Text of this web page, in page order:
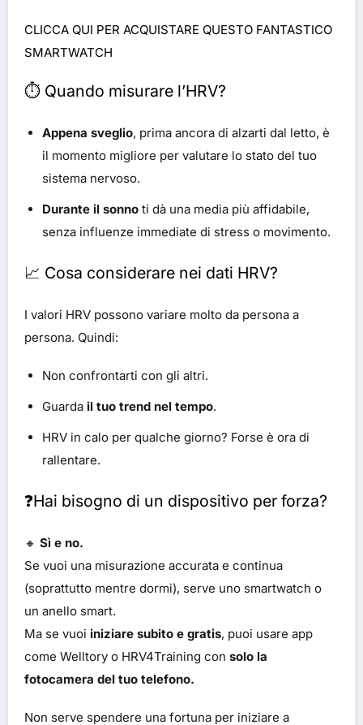
CLICCA QUI PER ACQUISTARE QUESTO FANTASTICO
SMARTWATCH
⏱️ Quando misurare l’HRV?
Appena sveglio, prima ancora di alzarti dal letto, è
il momento migliore per valutare lo stato del tuo
sistema nervoso.
Durante il sonno ti dà una media più affidabile,
senza influenze immediate di stress o movimento.
📈 Cosa considerare nei dati HRV?
I valori HRV possono variare molto da persona a
persona. Quindi:
Non confrontarti con gli altri.
Guarda il tuo trend nel tempo.
HRV in calo per qualche giorno? Forse è ora di
rallentare.
❓Hai bisogno di un dispositivo per forza?
🔸 Sì e no.
Se vuoi una misurazione accurata e continua
(soprattutto mentre dormi), serve uno smartwatch o
un anello smart.
Ma se vuoi iniziare subito e gratis, puoi usare app
come Welltory o HRV4Training con solo la
fotocamera del tuo telefono.
Non serve spendere una fortuna per iniziare a